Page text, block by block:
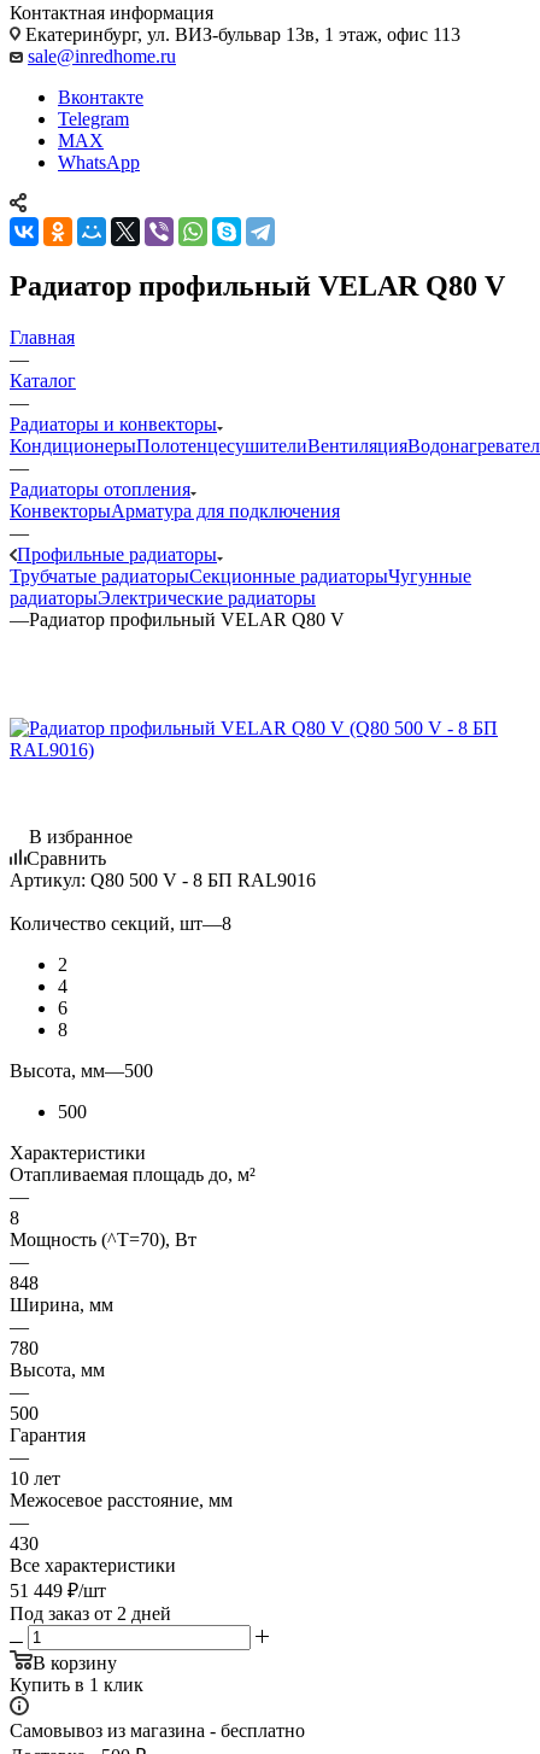
Контактная информация
Екатеринбург, ул. ВИЗ-бульвар 13в, 1 этаж, офис 113
sale@inredhome.ru
Вконтакте
Telegram
MAX
WhatsApp
Радиатор профильный VELAR Q80 V
Главная
—
Каталог
—
Радиаторы и конвекторы
КондиционерыПолотенцесушителиВентиляция
—
Радиаторы отопления
КонвекторыАрматура для подключения
—
Профильные радиаторы
Трубчатые радиаторыСекционные радиаторыЧугунные
радиаторыЭлектрические радиаторы
—Радиатор профильный VELAR Q80 V
В избранное
Сравнить
Артикул: Q80 500 V - 8 БП RAL9016
Количество секций, шт—8
2
4
6
8
Высота, мм—500
500
Характеристики
Отапливаемая площадь до, м²
—
8
Мощность (^T=70), Вт
—
848
Ширина, мм
—
780
Высота, мм
—
500
Гарантия
—
10 лет
Межосевое расстояние, мм
—
430
Все характеристики
51 449 ₽/шт
Под заказ от 2 дней
В корзину
Купить в 1 клик
Самовывоз из магазина - бесплатно